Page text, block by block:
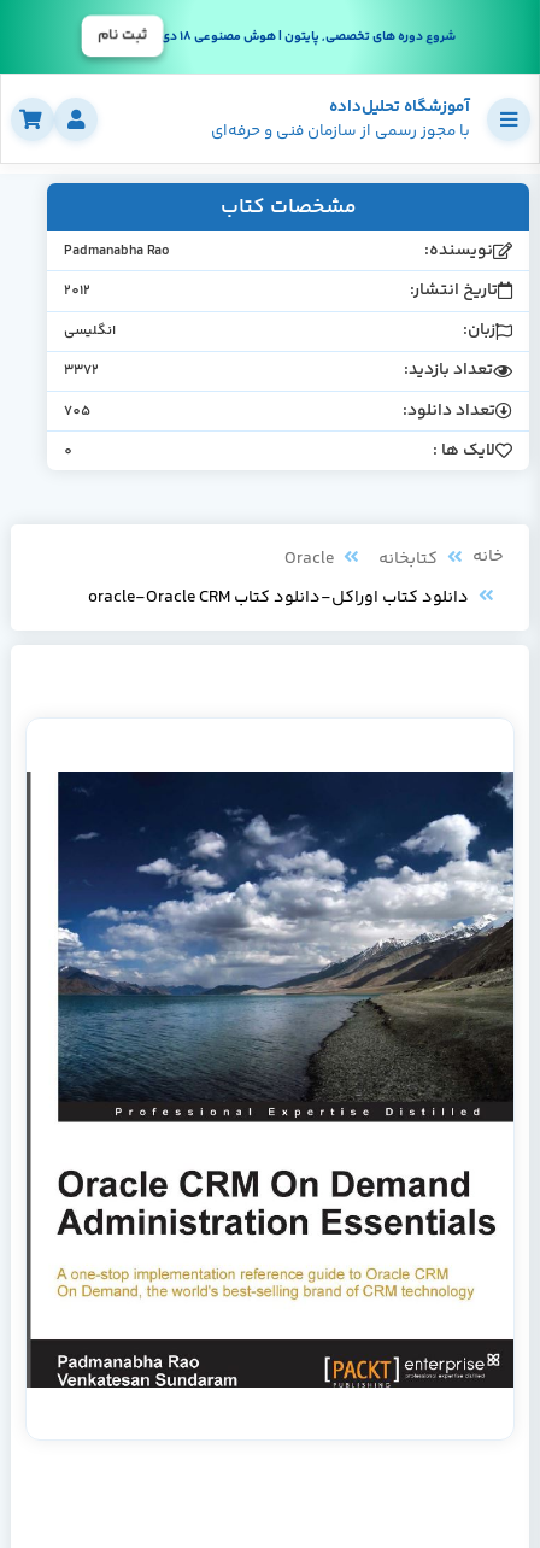
شروع دوره های تخصصی, پایتون | هوش مصنوعی 18 دی ثبت نام
آموزشگاه تحلیل‌داده
با مجوز رسمی از سازمان فنی و حرفه‌ای
مشخصات کتاب
نویسنده: Padmanabha Rao
تاریخ انتشار: 2012
زبان: انگلیسی
تعداد بازدید: 3372
تعداد دانلود: 705
لایک ها : 0
خانه کتابخانه
Oracle
دانلود کتاب اوراکل-دانلود کتاب oracle-Oracle CRM